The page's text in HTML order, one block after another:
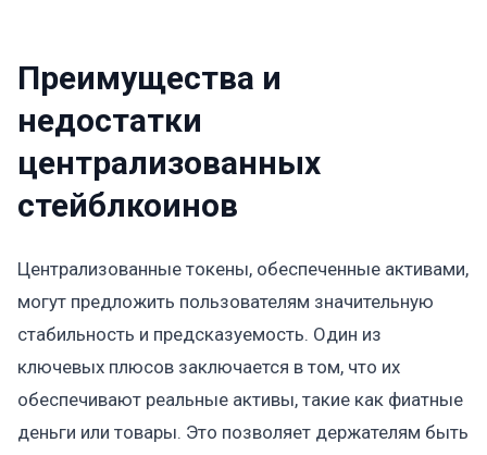
Преимущества и
недостатки
централизованных
стейблкоинов
Централизованные токены, обеспеченные активами,
могут предложить пользователям значительную
стабильность и предсказуемость. Один из
ключевых плюсов заключается в том, что их
обеспечивают реальные активы, такие как фиатные
деньги или товары. Это позволяет держателям быть